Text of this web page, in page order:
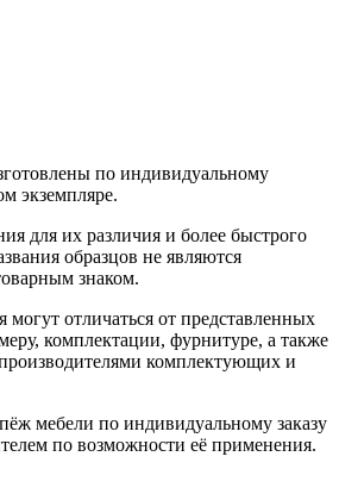
по индивидуальному
экземпляре.
для их различия и более быстрого
образцов не являются
знаком.
могут отличаться от представленных
комплектации, фурнитуре, а также
комплектующих и
мебели по индивидуальному заказу
по возможности её применения.